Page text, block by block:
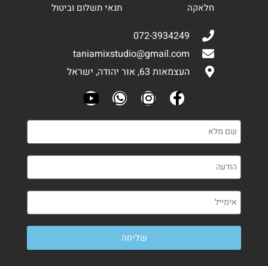
חלאקה
תנאי תשלום וביטול
072-3934249
taniamixstudio@gmail.com
העצמאות 63, אור יהודה, ישראל
שליחה